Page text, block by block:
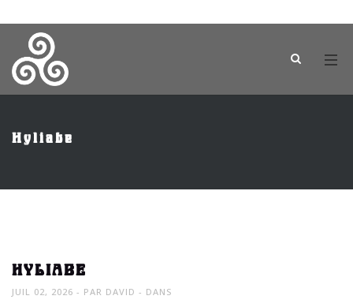
Hyliabe
HYLIABE
JUIL 02, 2026 PAR DAVID DANS